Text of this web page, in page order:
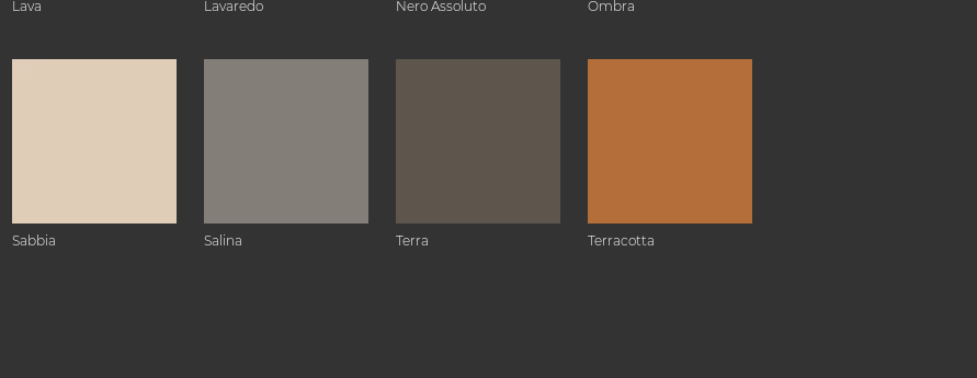
Lava Lavaredo Nero Assoluto Ombra
Sabbia Salina Terra Terracotta